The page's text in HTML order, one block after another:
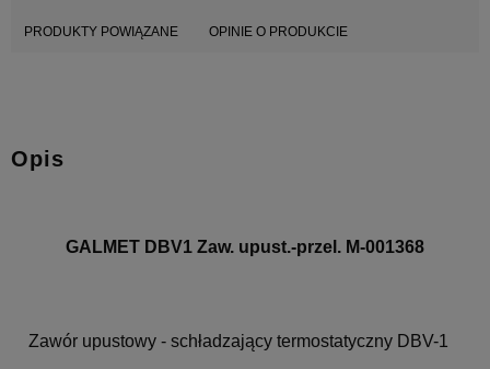
PRODUKTY POWIĄZANE OPINIE O PRODUKCIE
Opis
GALMET DBV1 Zaw. upust.-przel. M-001368
Zawór upustowy - schładzający termostatyczny DBV-1